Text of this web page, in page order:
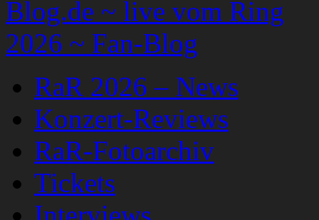
RaR 2026 – News
Konzert-Reviews
RaR-Fotoarchiv
Tickets